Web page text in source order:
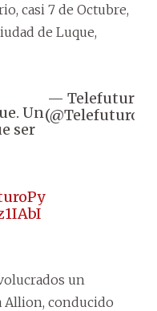
casi 7 de Octubre,
de Luque,
Un
ser
— Telefuturo
(@Telefuturo)
un
Allion, conducido